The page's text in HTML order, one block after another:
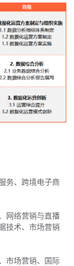
务、跨境电子商
网络营销与直播
技术、市场营销
市场营销、国际